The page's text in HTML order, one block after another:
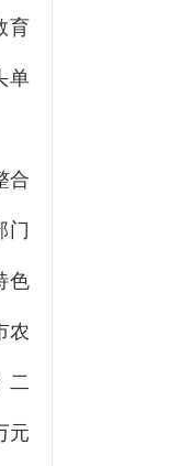
育
单
合
门
色
农
二
元